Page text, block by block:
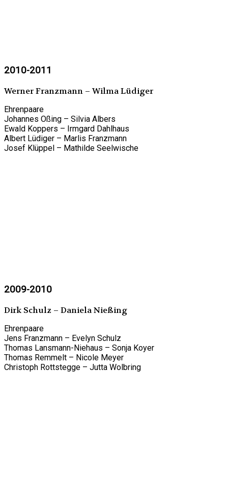
2010-2011
Werner Franzmann – Wilma Lüdiger
Ehrenpaare
Johannes Oßing – Silvia Albers
Ewald Koppers – Irmgard Dahlhaus
Albert Lüdiger – Marlis Franzmann
Josef Klüppel – Mathilde Seelwische
2009-2010
Dirk Schulz – Daniela Nießing
Ehrenpaare
Jens Franzmann – Evelyn Schulz
Thomas Lansmann-Niehaus – Sonja Koyer
Thomas Remmelt – Nicole Meyer
Christoph Rottstegge – Jutta Wolbring